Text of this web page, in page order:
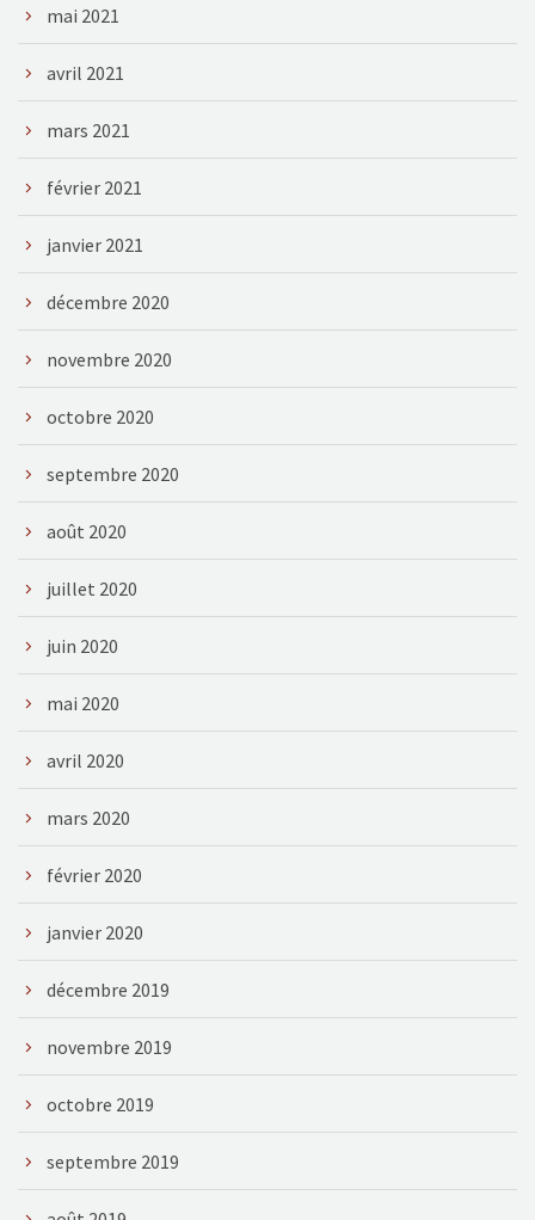
mai 2021
avril 2021
mars 2021
février 2021
janvier 2021
décembre 2020
novembre 2020
octobre 2020
septembre 2020
août 2020
juillet 2020
juin 2020
mai 2020
avril 2020
mars 2020
février 2020
janvier 2020
décembre 2019
novembre 2019
octobre 2019
septembre 2019